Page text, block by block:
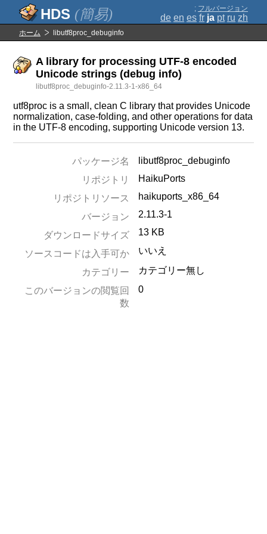
(簡易) ; フルバージョン
de en es fr ja pt ru zh
ホーム libutf8proc_debuginfo
A library for processing UTF-8 encoded
Unicode strings (debug info)
libutf8proc_debuginfo-2.11.3-1-x86_64
utf8proc is a small, clean C library that provides Unicode
normalization, case-folding, and other operations for data
in the UTF-8 encoding, supporting Unicode version 13.
パッケージ名
libutf8proc_debuginfo
リポジトリ
HaikuPorts
リポジトリソース
haikuports_x86_64
バージョン
2.11.3-1
ダウンロードサイズ 13 KB
ソースコードは入手可か いいえ
カテゴリー
カテゴリー無し
このバージョンの閲覧回
数
0